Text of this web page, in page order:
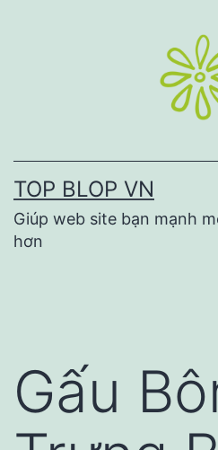
TOP BLOP VN
Giúp web site bạn mạnh
hơn
Gấu